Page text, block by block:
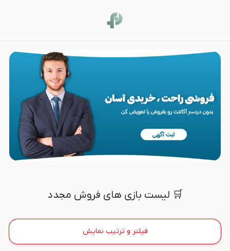
🛒 لیست بازی های فروش مجدد
فیلتر و ترتیب نمایش